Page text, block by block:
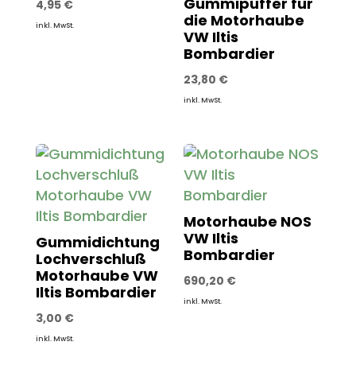
4,95 €
inkl. MwSt.
die Motorhaube
VW Iltis
Bombardier
23,80 €
inkl. MwSt.
Gummidichtung
Lochverschluß
Motorhaube VW
Iltis Bombardier
3,00 €
inkl. MwSt.
Motorhaube NOS
VW Iltis
Bombardier
690,20 €
inkl. MwSt.